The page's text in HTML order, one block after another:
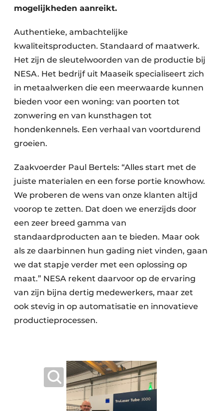
mogelijkheden aanreikt.
Authentieke, ambachtelijke
kwaliteitsproducten. Standaard of maatwerk.
Het zijn de sleutelwoorden van de productie bij
NESA. Het bedrijf uit Maaseik specialiseert zich
in metaalwerken die een meerwaarde kunnen
bieden voor een woning: van poorten tot
zonwering en van kunsthagen tot
hondenkennels. Een verhaal van voortdurend
groeien.
Zaakvoerder Paul Bertels: “Alles start met de
juiste materialen en een forse portie knowhow.
We proberen de wens van onze klanten altijd
voorop te zetten. Dat doen we enerzijds door
een zeer breed gamma van
standaardproducten aan te bieden. Maar ook
als ze daarbinnen hun gading niet vinden, gaan
we dat stapje verder met een oplossing op
maat.” NESA rekent daarvoor op de ervaring
van zijn bijna dertig medewerkers, maar zet
ook stevig in op automatisatie en innovatieve
productieprocessen.